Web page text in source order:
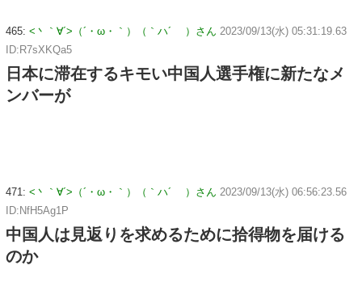
465: <丶｀∀´>（´・ω・｀）（｀ハ´ ）さん 2023/09/13(水) 05:31:19.63
ID:R7sXKQa5
日本に滞在するキモい中国人選手権に新たなメ
ンバーが
471: <丶｀∀´>（´・ω・｀）（｀ハ´ ）さん 2023/09/13(水) 06:56:23.56
ID:NfH5Ag1P
中国人は見返りを求めるために拾得物を届ける
のか